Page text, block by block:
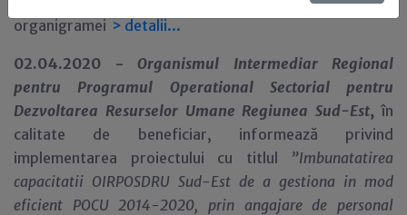
organigramei > detalii...
02.04.2020 - Organismul Intermediar Regional
pentru Programul Operational Sectorial pentru
Dezvoltarea Resurselor Umane Regiunea Sud-Est, în
calitate de beneficiar,
informează privind
implementarea proiectului cu titlul ”Imbunatatirea
capacitatii OIRPOSDRU Sud-Est de a gestiona in mod
eficient POCU 2014-2020, prin angajare de personal